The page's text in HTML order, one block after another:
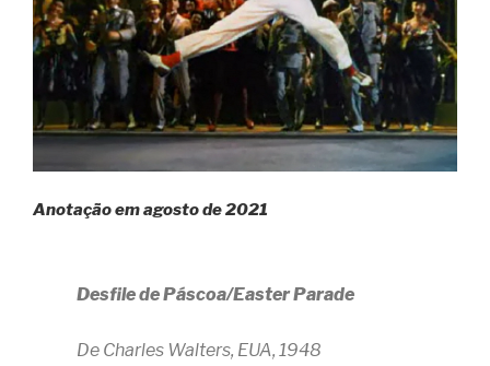
Anotação em agosto de 2021
Desfile de Páscoa/Easter Parade
De Charles Walters, EUA, 1948